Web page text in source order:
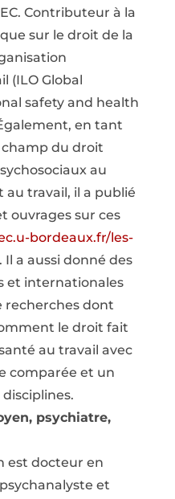
Contributeur à la
sur le droit de la
(ILO Global
safety and health
en tant
du droit
au
travail, il a publié
ouvrages sur ces
bordeaux.fr/les-
. Il a aussi donné des
et internationales
recherches dont
le droit fait
au travail avec
comparée et un
psychiatre,
est docteur en
et